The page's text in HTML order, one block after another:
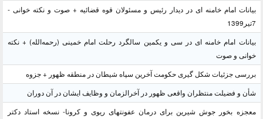
بیانات امام خامنه ای در دیدار رئیس و مسئولان قوه قضائیه + صوت و نکته خوانی -
7تیر1399
بیانات امام خامنه ای در سی و یکمین سالگرد رحلت امام خمینی (رحمه‌الله) + نکته
خوانی و صوت
بررسی جزئیات شکل گیری حکومت آخرین سپاه شیطان در منطقه ظهور + جزوه
شأن و فضیلت منتظران واقعی ظهور در آخرالزمان و وظایف ایشان در آن دوران
معجزه بخور جوش شیرین برای درمان عفونتهای ریوی و کرونا- نسخه استاد دکتر